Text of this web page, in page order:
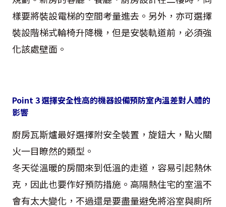
樣要將裝設電梯的空間考量進去。另外，亦可選擇
裝設階梯式輪椅升降機，但是安裝軌道前，必須強
化該處壁面。
Point 3 選擇安全性高的機器設備預防室內溫差對人體的
影響
廚房瓦斯爐最好選擇附安全裝置，旋鈕大，點火關
火一目瞭然的類型。
冬天從溫暖的房間來到低溫的走道，容易引起熱休
克，因此也要作好預防措施。高隔熱住宅的室溫不
會有太大變化，不過還是要盡量避免將浴室與廁所